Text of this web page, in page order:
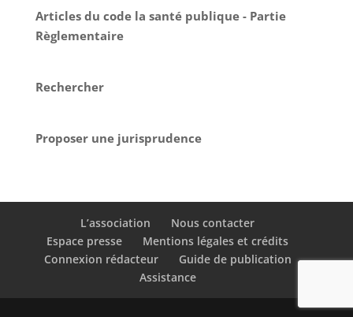
Articles du code la santé publique - Partie
Règlementaire
Rechercher
Proposer une jurisprudence
L’association
Nous contacter
Espace presse
Mentions légales et crédits
Connexion rédacteur
Guide de publication
Assistance